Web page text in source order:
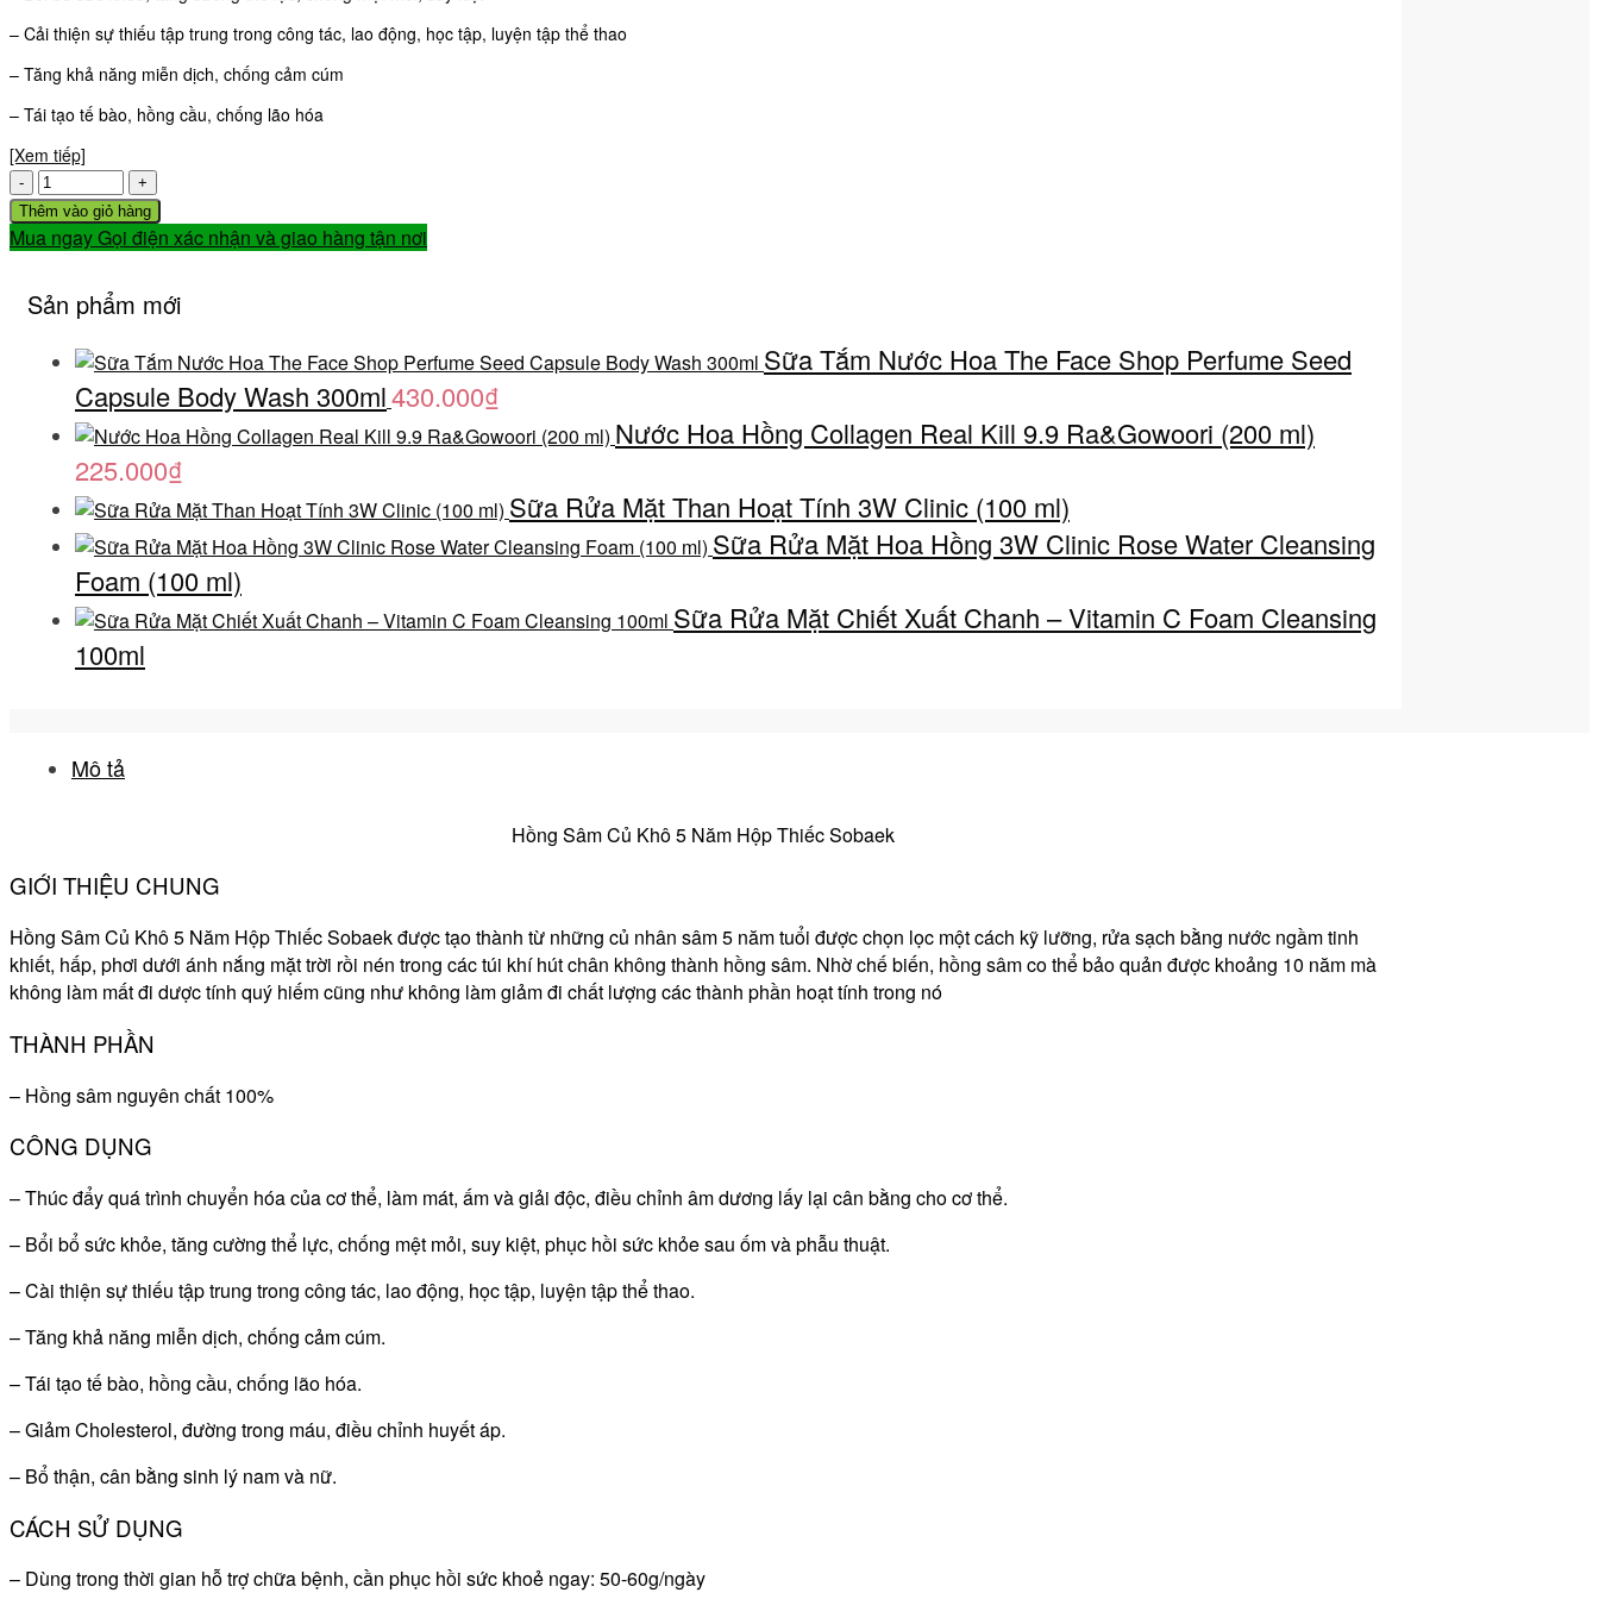
– Cải thiện sự thiếu tập trung trong công tác, lao động, học tập, luyện tập thể thao
– Tăng khả năng miễn dịch, chống cảm cúm
– Tái tạo tế bào, hồng cầu, chống lão hóa
[Xem tiếp]
Số
lượng
Thêm vào giỏ hàng
Mua ngayGọi điện xác nhận và giao hàng tận nơi
Sản phẩm mới
Sữa Tắm Nước Hoa The Face Shop Perfume Seed
Capsule Body Wash 300ml430.000₫
Nước Hoa Hồng Collagen Real Kill 9.9 Ra&Gowoori (200 ml)
225.000₫
Sữa Rửa Mặt Than Hoạt Tính 3W Clinic (100 ml)
Sữa Rửa Mặt Hoa Hồng 3W Clinic Rose Water Cleansing
Foam (100 ml)
Sữa Rửa Mặt Chiết Xuất Chanh – Vitamin C Foam Cleansing
100ml
Mô tả
Hồng Sâm Củ Khô 5 Năm Hộp Thiếc Sobaek
GIỚI THIỆU CHUNG
Hồng Sâm Củ Khô 5 Năm Hộp Thiếc Sobaekđược tạo thành từ những củ nhân sâm 5 năm tuổi được chọn lọc một cách kỹ lưỡng, rửa sạch bằng nước ngầm tinh
khiết, hấp, phơi dưới ánh nắng mặt trời rồi nén trong các túi khí hút chân không thành hồng sâm. Nhờ chế biến, hồng sâm co thể bảo quản được khoảng 10 năm mà
không làm mất đi dược tính quý hiếm cũng như không làm giảm đi chất lượng các thành phần hoạt tính trong nó
THÀNH PHẦN
– Hồng sâm nguyên chất 100%
CÔNG DỤNG
– Thúc đẩy quá trình chuyển hóa của cơ thể, làm mát, ấm và giải độc, điều chỉnh âm dương lấy lại cân bằng cho cơ thể.
– Bổi bổ sức khỏe, tăng cường thể lực, chống mệt mỏi, suy kiệt, phục hồi sức khỏe sau ốm và phẫu thuật.
– Cài thiện sự thiếu tập trung trong công tác, lao động, học tập, luyện tập thể thao.
– Tăng khả năng miễn dịch, chống cảm cúm.
– Tái tạo tế bào, hồng cầu, chống lão hóa.
– Giảm Cholesterol, đường trong máu, điều chỉnh huyết áp.
– Bổ thận, cân bằng sinh lý nam và nữ.
CÁCH SỬ DỤNG
– Dùng trong thời gian hỗ trợ chữa bệnh, cần phục hồi sức khoẻ ngay: 50-60g/ngày